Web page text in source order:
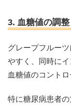
3. 血糖値の調整
グレープフルー
やすく、同時にイ
血糖値のコントロ
特に糖尿病患者